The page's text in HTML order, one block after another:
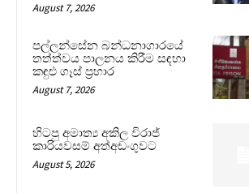
August 7, 2026
පල්ලන්සේන බන්ධනාගාරයේ
තත්ත්වය පාලනය කිරීම සඳහා
කඳුළු ගෑස් ප්‍රහාර
August 7, 2026
හිටපු අමාත්‍ය අකිල විරාජ්
කාරියවසම් අත්අඩංගුවට
August 5, 2026